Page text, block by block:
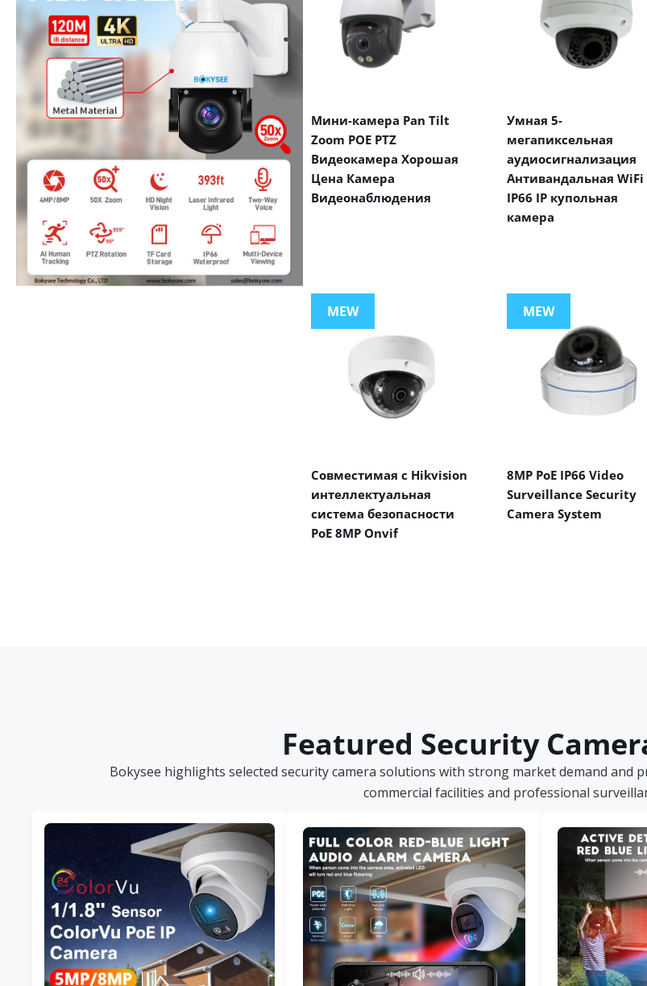
Мини-камера Pan Tilt
Zoom POE PTZ
Видеокамера Хорошая
Цена Камера
Видеонаблюдения
Умная 5-
мегапиксельная
аудиосигнализация
Антивандальная WiFi
IP66 IP купольная
камера
MEW
Совместимая с Hikvision
интеллектуальная
система безопасности
PoE 8MP Onvif
MEW
8MP PoE IP66 Video
Surveillance Security
Camera System
Featured Security
Bokysee highlights selected security camera solutions with strong market demand and
commercial facilities and professional